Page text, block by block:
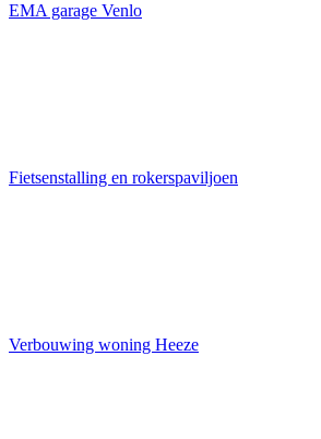
EMA garage Venlo
Fietsenstalling en rokerspaviljoen
Verbouwing woning Heeze